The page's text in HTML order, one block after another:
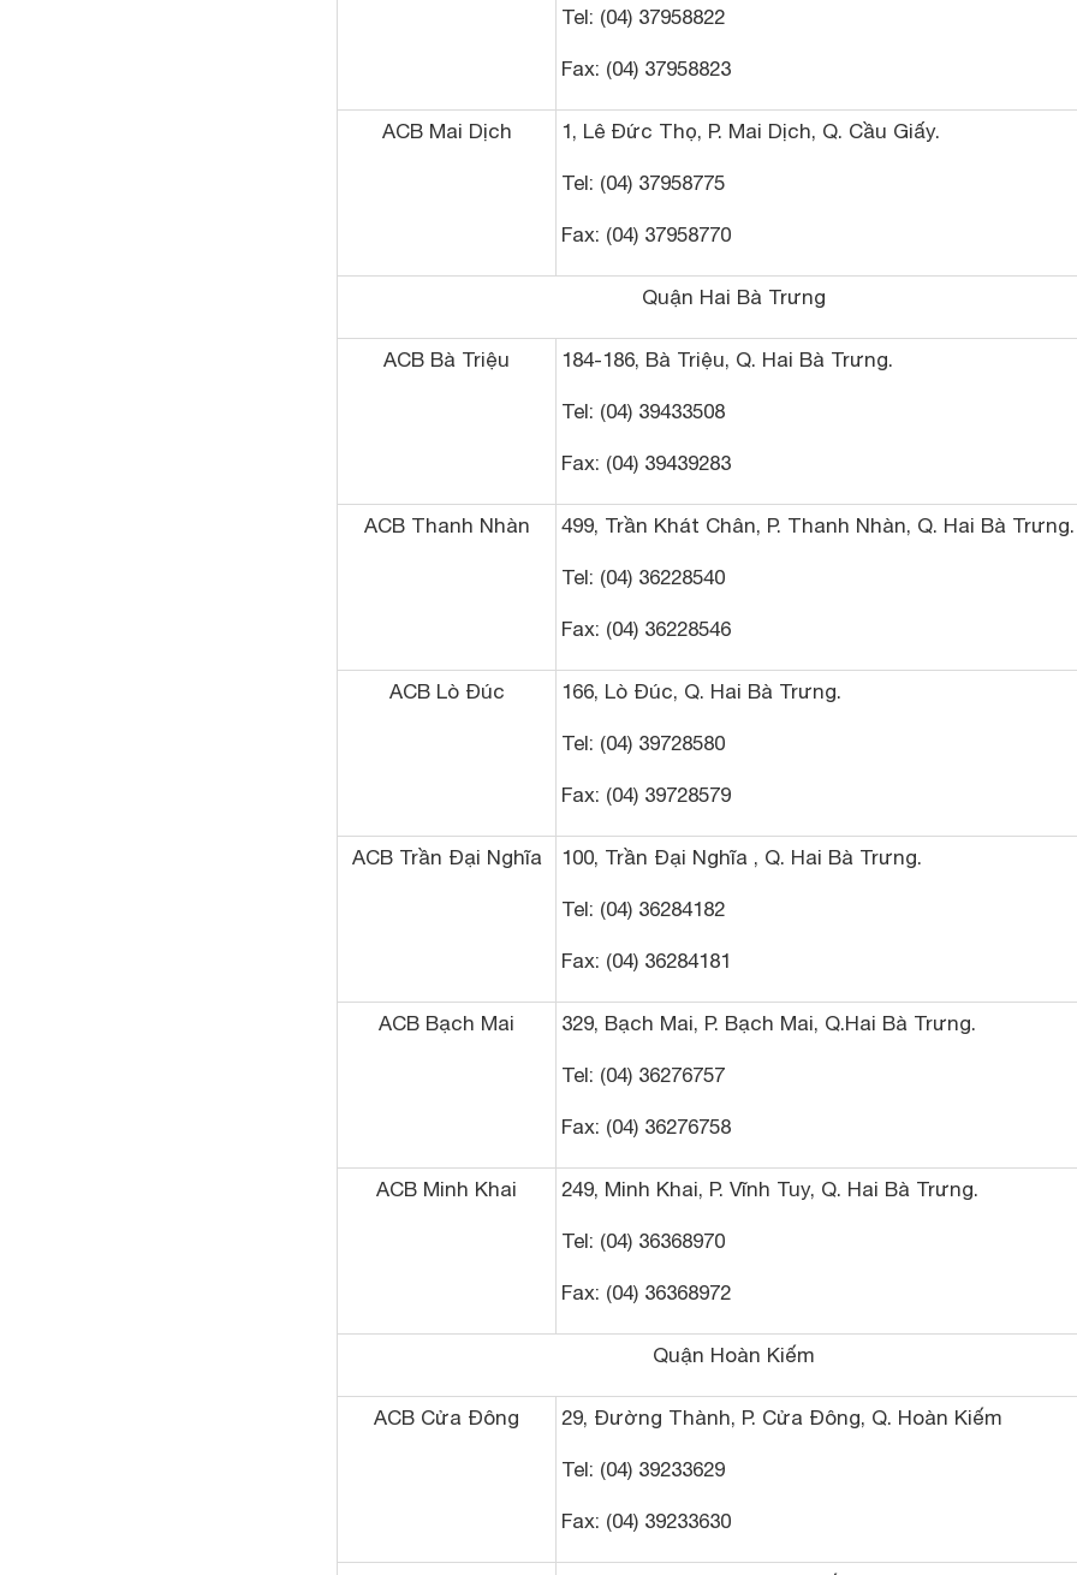
Tel: (04) 37958822
Fax: (04) 37958823
ACB Mai Dịch 1, Lê Đức Thọ, P. Mai Dịch, Q. Cầu Giấy.
Tel: (04) 37958775
Fax: (04) 37958770
Quận Hai Bà Trưng
ACB Bà Triệu 184-186, Bà Triệu, Q. Hai Bà Trưng.
Tel: (04) 39433508
Fax: (04) 39439283
ACB Thanh Nhàn 499, Trần Khát Chân, P. Thanh Nhàn, Q. Hai Bà Trưng.
Tel: (04) 36228540
Fax: (04) 36228546
ACB Lò Đúc 166, Lò Đúc, Q. Hai Bà Trưng.
Tel: (04) 39728580
Fax: (04) 39728579
ACB Trần Đại Nghĩa 100, Trần Đại Nghĩa , Q. Hai Bà Trưng.
Tel: (04) 36284182
Fax: (04) 36284181
ACB Bạch Mai 329, Bạch Mai, P. Bạch Mai, Q.Hai Bà Trưng.
Tel: (04) 36276757
Fax: (04) 36276758
ACB Minh Khai 249, Minh Khai, P. Vĩnh Tuy, Q. Hai Bà Trưng.
Tel: (04) 36368970
Fax: (04) 36368972
Quận Hoàn Kiếm
ACB Cửa Đông 29, Đường Thành, P. Cửa Đông, Q. Hoàn Kiếm
Tel: (04) 39233629
Fax: (04) 39233630